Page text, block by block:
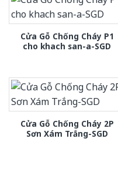
Cửa Gỗ Chống Cháy P1
cho khach san-a-SGD
Cửa Gỗ Chống Cháy 2P
Sơn Xám Trắng-SGD